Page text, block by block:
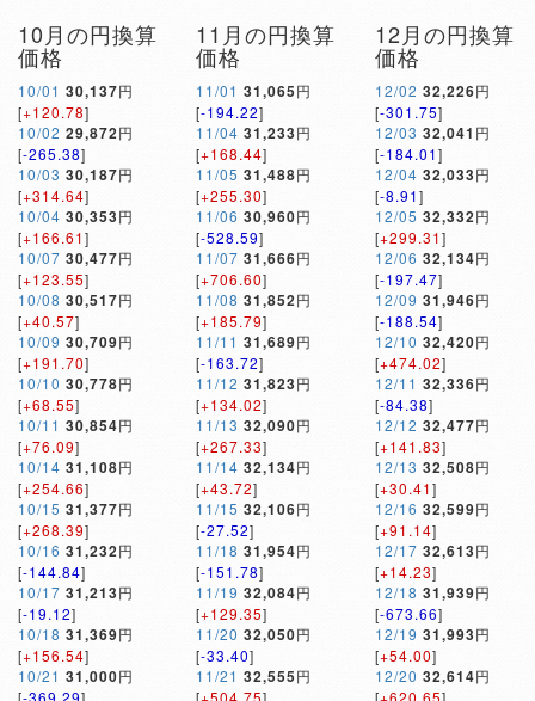
10月の円換算
価格
10/01 30,137円
[+120.78]
10/02 29,872円
[-265.38]
10/03 30,187円
[+314.64]
10/04 30,353円
[+166.61]
10/07 30,477円
[+123.55]
10/08 30,517円
[+40.57]
10/09 30,709円
[+191.70]
10/10 30,778円
[+68.55]
10/11 30,854円
[+76.09]
10/14 31,108円
[+254.66]
10/15 31,377円
[+268.39]
10/16 31,232円
[-144.84]
10/17 31,213円
[-19.12]
10/18 31,369円
[+156.54]
10/21 31,000円
[-369.29]
11月の円換算
価格
11/01 31,065円
[-194.22]
11/04 31,233円
[+168.44]
11/05 31,488円
[+255.30]
11/06 30,960円
[-528.59]
11/07 31,666円
[+706.60]
11/08 31,852円
[+185.79]
11/11 31,689円
[-163.72]
11/12 31,823円
[+134.02]
11/13 32,090円
[+267.33]
11/14 32,134円
[+43.72]
11/15 32,106円
[-27.52]
11/18 31,954円
[-151.78]
11/19 32,084円
[+129.35]
11/20 32,050円
[-33.40]
11/21 32,555円
[+504.75]
12月の円換算
価格
12/02 32,226円
[-301.75]
12/03 32,041 円
[-184.01]
12/04 32,033円
[-8.91]
12/05 32,332円
[+299.31]
12/06 32,134円
[-197.47]
12/09 31,946円
[-188.54]
12/10 32,420円
[+474.02]
12/11 32,336円
[-84.38]
12/12 32,477円
[+141.83]
12/13 32,508円
[+30.41]
12/16 32,599円
[+91.14]
12/17 32,613円
[+14.23]
12/18 31,939円
[-673.66]
12/19 31,993円
[+54.00]
12/20 32,614円
[+620.65]